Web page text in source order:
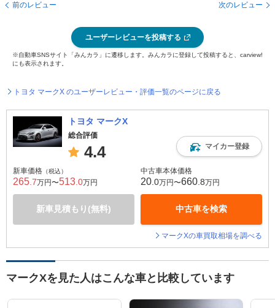
前のレビュー 次のレビュー
ユーザーレビューを投稿する
※自動車SNSサイト「みんカラ」に遷移します。みんカラに登録して投稿すると、carview!
にも表示されます。
トヨタ マークX のユーザーレビュー・評価一覧のページに戻る
トヨタ マークX
総合評価
4.4 マイカー登録
新車価格 （税込）
265 .7万円〜513 .0万円
新車見積もり(無料)
中古車本体価格
20 .0万円〜660 .8万円
中古車を検索
マークXの車買取相場を調べる
マークXを見た人はこんな車と比較しています